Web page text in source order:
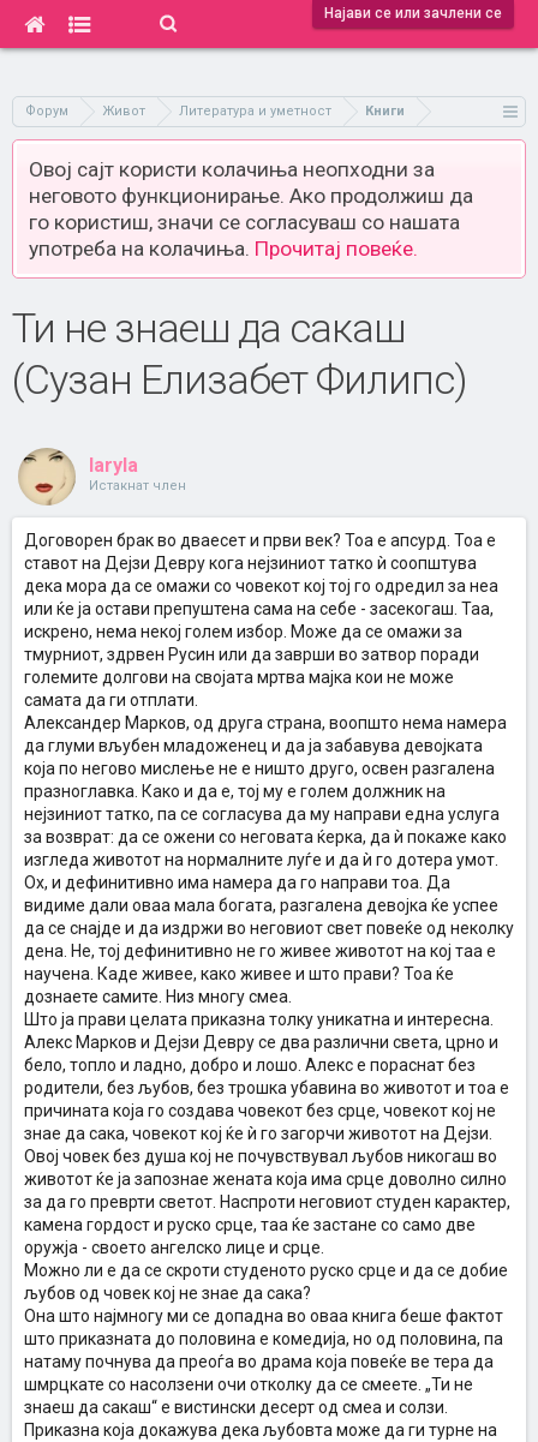
Најави се или зачлени се
Форум Живот Литература и уметност Книги
Овој сајт користи колачиња неопходни за
неговото функционирање. Ако продолжиш да
го користиш, значи се согласуваш со нашата
употреба на колачиња. Прочитај повеќе.
Ти не знаеш да сакаш
(Сузан Елизабет Филипс)
laryla
Истакнат член
Договорен брак во дваесет и први век? Тоа е апсурд. Тоа е
ставот на Дејзи Девру кога нејзиниот татко ѝ соопштува
дека мора да се омажи со човекот кој тој го одредил за неа
или ќе ја остави препуштена сама на себе - засекогаш. Таа,
искрено, нема некој голем избор. Може да се омажи за
тмурниот, здрвен Русин или да заврши во затвор поради
големите долгови на својата мртва мајка кои не може
самата да ги отплати.
Александер Марков, од друга страна, воопшто нема намера
да глуми вљубен младоженец и да ја забавува девојката
која по негово мислење не е ништо друго, освен разгалена
празноглавка. Како и да е, тој му е голем должник на
нејзиниот татко, па се согласува да му направи една услуга
за возврат: да се ожени со неговата ќерка, да ѝ покаже како
изгледа животот на нормалните луѓе и да ѝ го дотера умот.
Ох, и дефинитивно има намера да го направи тоа. Да
видиме дали оваа мала богата, разгалена девојка ќе успее
да се снајде и да издржи во неговиот свет повеќе од неколку
дена. Не, тој дефинитивно не го живее животот на кој таа е
научена. Каде живее, како живее и што прави? Тоа ќе
дознаете самите. Низ многу смеа.
Што ја прави целата приказна толку уникатна и интересна.
Алекс Марков и Дејзи Девру се два различни света, црно и
бело, топло и ладно, добро и лошо. Алекс е пораснат без
родители, без љубов, без трошка убавина во животот и тоа е
причината која го создава човекот без срце, човекот кој не
знае да сака, човекот кој ќе ѝ го загорчи животот на Дејзи.
Овој човек без душа кој не почувствувал љубов никогаш во
животот ќе ја запознае жената која има срце доволно силно
за да го преврти светот. Наспроти неговиот студен карактер,
камена гордост и руско срце, таа ќе застане со само две
оружја - своето ангелско лице и срце.
Можно ли е да се скроти студеното руско срце и да се добие
љубов од човек кој не знае да сака?
Она што најмногу ми се допадна во оваа книга беше фактот
што приказната до половина е комедија, но од половина, па
натаму почнува да преоѓа во драма која повеќе ве тера да
шмрцкате со насолзени очи отколку да се смеете. „Ти не
знаеш да сакаш“ е вистински десерт од смеа и солзи.
Приказна која докажува дека љубовта може да ги турне на